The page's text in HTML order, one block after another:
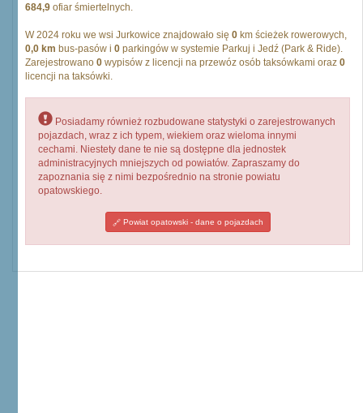
684,9 ofiar śmiertelnych.
W 2024 roku we wsi Jurkowice znajdowało się 0 km ścieżek rowerowych,
0,0 km bus-pasów i 0 parkingów w systemie Parkuj i Jedź (Park & Ride).
Zarejestrowano 0 wypisów z licencji na przewóz osób taksówkami oraz 0
licencji na taksówki.
Posiadamy również rozbudowane statystyki o zarejestrowanych
pojazdach, wraz z ich typem, wiekiem oraz wieloma innymi
cechami. Niestety dane te nie są dostępne dla jednostek
administracyjnych mniejszych od powiatów. Zapraszamy do
zapoznania się z nimi bezpośrednio na stronie powiatu
opatowskiego.
Powiat opatowski - dane o pojazdach